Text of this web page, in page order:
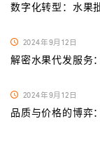
数字化转型：水果
2024年9月12日
解密水果代发服务
2024年9月12日
品质与价格的博弈